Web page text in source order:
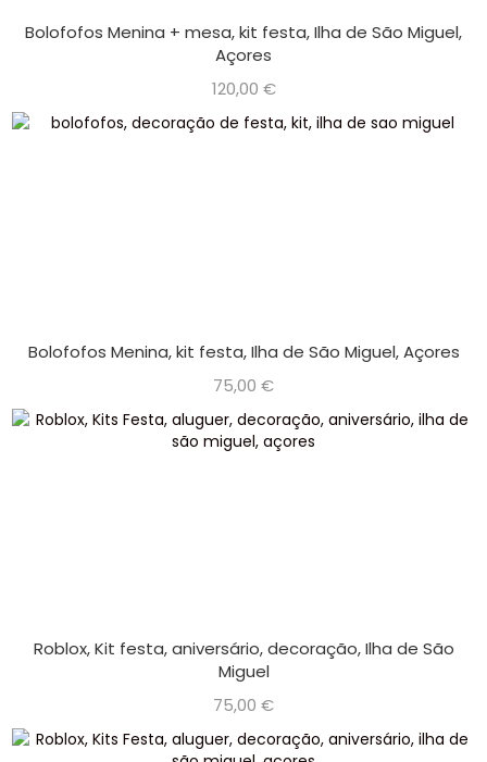
Bolofofos Menina + mesa, kit festa, Ilha de São Miguel,
Açores
120,00 €
Bolofofos Menina, kit festa, Ilha de São Miguel, Açores
75,00 €
Roblox, Kit festa, aniversário, decoração, Ilha de São
Miguel
75,00 €